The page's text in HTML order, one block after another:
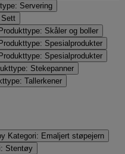
Servering
Sett
Skåler og boller
Spesialprodukter
Spesialprodukter
Stekepanner
Tallerkener
Kategori: Emaljert støpejern
Stentøy